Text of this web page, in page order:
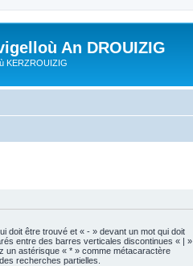
An DROUIZIG
KERZROUIZIG
doit être trouvé et « - » devant un mot qui doit
entre des barres verticales discontinues « | »
un astérisque « * » comme métacaractère
recherches partielles.